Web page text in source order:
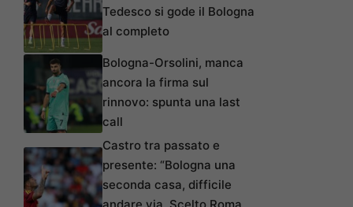
Tedesco si gode il Bologna
al completo
Bologna-Orsolini, manca
ancora la firma sul
rinnovo: spunta una last
call
Castro tra passato e
presente: “Bologna una
seconda casa, difficile